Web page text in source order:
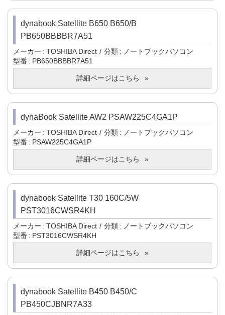
dynabook Satellite B650 B650/B
PB650BBBBR7A51
メーカー TOSHIBA Direct 分類
ノートブックパソコン
型番
PB650BBBBR7A51
詳細ページはこちら
dynaBook Satellite AW2 PSAW225C4GA1P
メーカー TOSHIBA Direct 分類
ノートブックパソコン
型番
PSAW225C4GA1P
詳細ページはこちら
dynabook Satellite T30 160C/5W
PST3016CWSR4KH
メーカー TOSHIBA Direct 分類
ノートブックパソコン
型番
PST3016CWSR4KH
詳細ページはこちら
dynabook Satellite B450 B450/C
PB450CJBNR7A33